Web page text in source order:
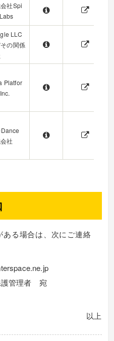
社Spi
LLC
の関係
Platfor
社
る場合は、次にご連絡
護管理者 宛
以上